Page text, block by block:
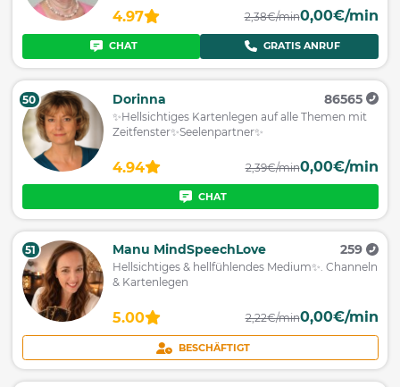
4.97 2,38€/min0,00€/min
CHAT GRATIS ANRUF
50 Dorinna 86565
✨Hellsichtiges Kartenlegen auf alle Themen mit
Zeitfenster✨Seelenpartner✨
4.94 2,39€/min0,00€/min
CHAT
51 Manu MindSpeechLove 259
Hellsichtiges & hellfühlendes Medium✨️. Channeln
& Kartenlegen
5.00 2,22€/min0,00€/min
BESCHÄFTIGT